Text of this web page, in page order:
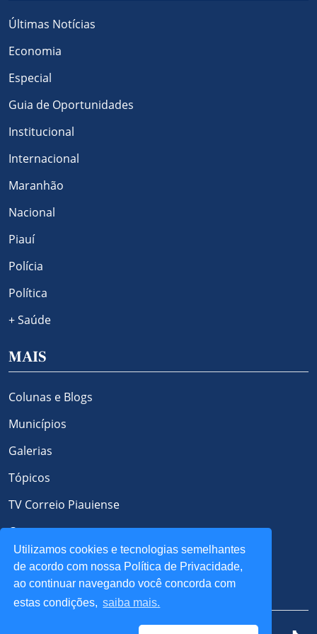
Utilizamos cookies e tecnologias semelhantes
de acordo com nossa Política de Privacidade,
ao continuar navegando você concorda com
estas condições, saiba mais.
Últimas Notícias
Economia
Especial
Guia de Oportunidades
Institucional
Internacional
Maranhão
Nacional
Piauí
Polícia
Política
+ Saúde
MAIS
Colunas e Blogs
Municípios
Galerias
Tópicos
TV Correio Piauiense
Contato
Política de Privacidade e Cookies
REDES SOCIAIS